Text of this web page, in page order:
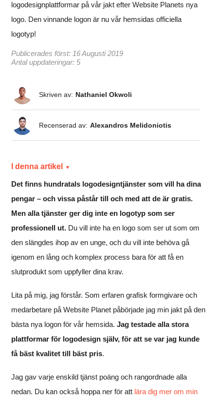
logodesignplattformar på vår jakt efter Website Planets nya
logo. Den vinnande logon är nu vår hemsidas officiella
logotyp!
Publicerades först: 16 Augusti 2019
Antal uppdateringar: 5
Recenserad av: Alexandros Melidoniotis
Skriven av: Nathaniel Okwoli
I denna artikel
Det finns hundratals logodesigntjänster som vill ha dina
pengar – och vissa påstår till och med att de är gratis.
Men alla tjänster ger dig inte en logotyp som ser
professionell ut. Du vill inte ha en logo som ser ut som om
den slängdes ihop av en unge, och du vill inte behöva gå
igenom en lång och komplex process bara för att få en
slutprodukt som uppfyller dina krav.
Lita på mig, jag förstår. Som erfaren grafisk formgivare och
medarbetare på Website Planet påbörjade jag min jakt på den
bästa nya logon för vår hemsida. Jag testade alla stora
plattformar för logodesign själv, för att se var jag kunde
få bäst kvalitet till bäst pris.
Jag gav varje enskild tjänst poäng och rangordnade alla
nedan. Du kan också hoppa ner för att lära dig mer om min